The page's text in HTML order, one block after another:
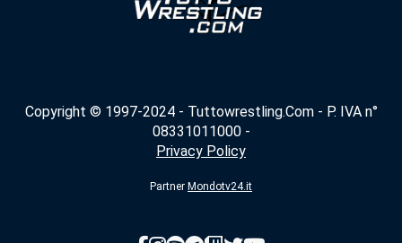
Copyright © 1997-2024 - Tuttowrestling.Com - P. IVA n°
08331011000 -
Privacy Policy
Partner Mondotv24.it